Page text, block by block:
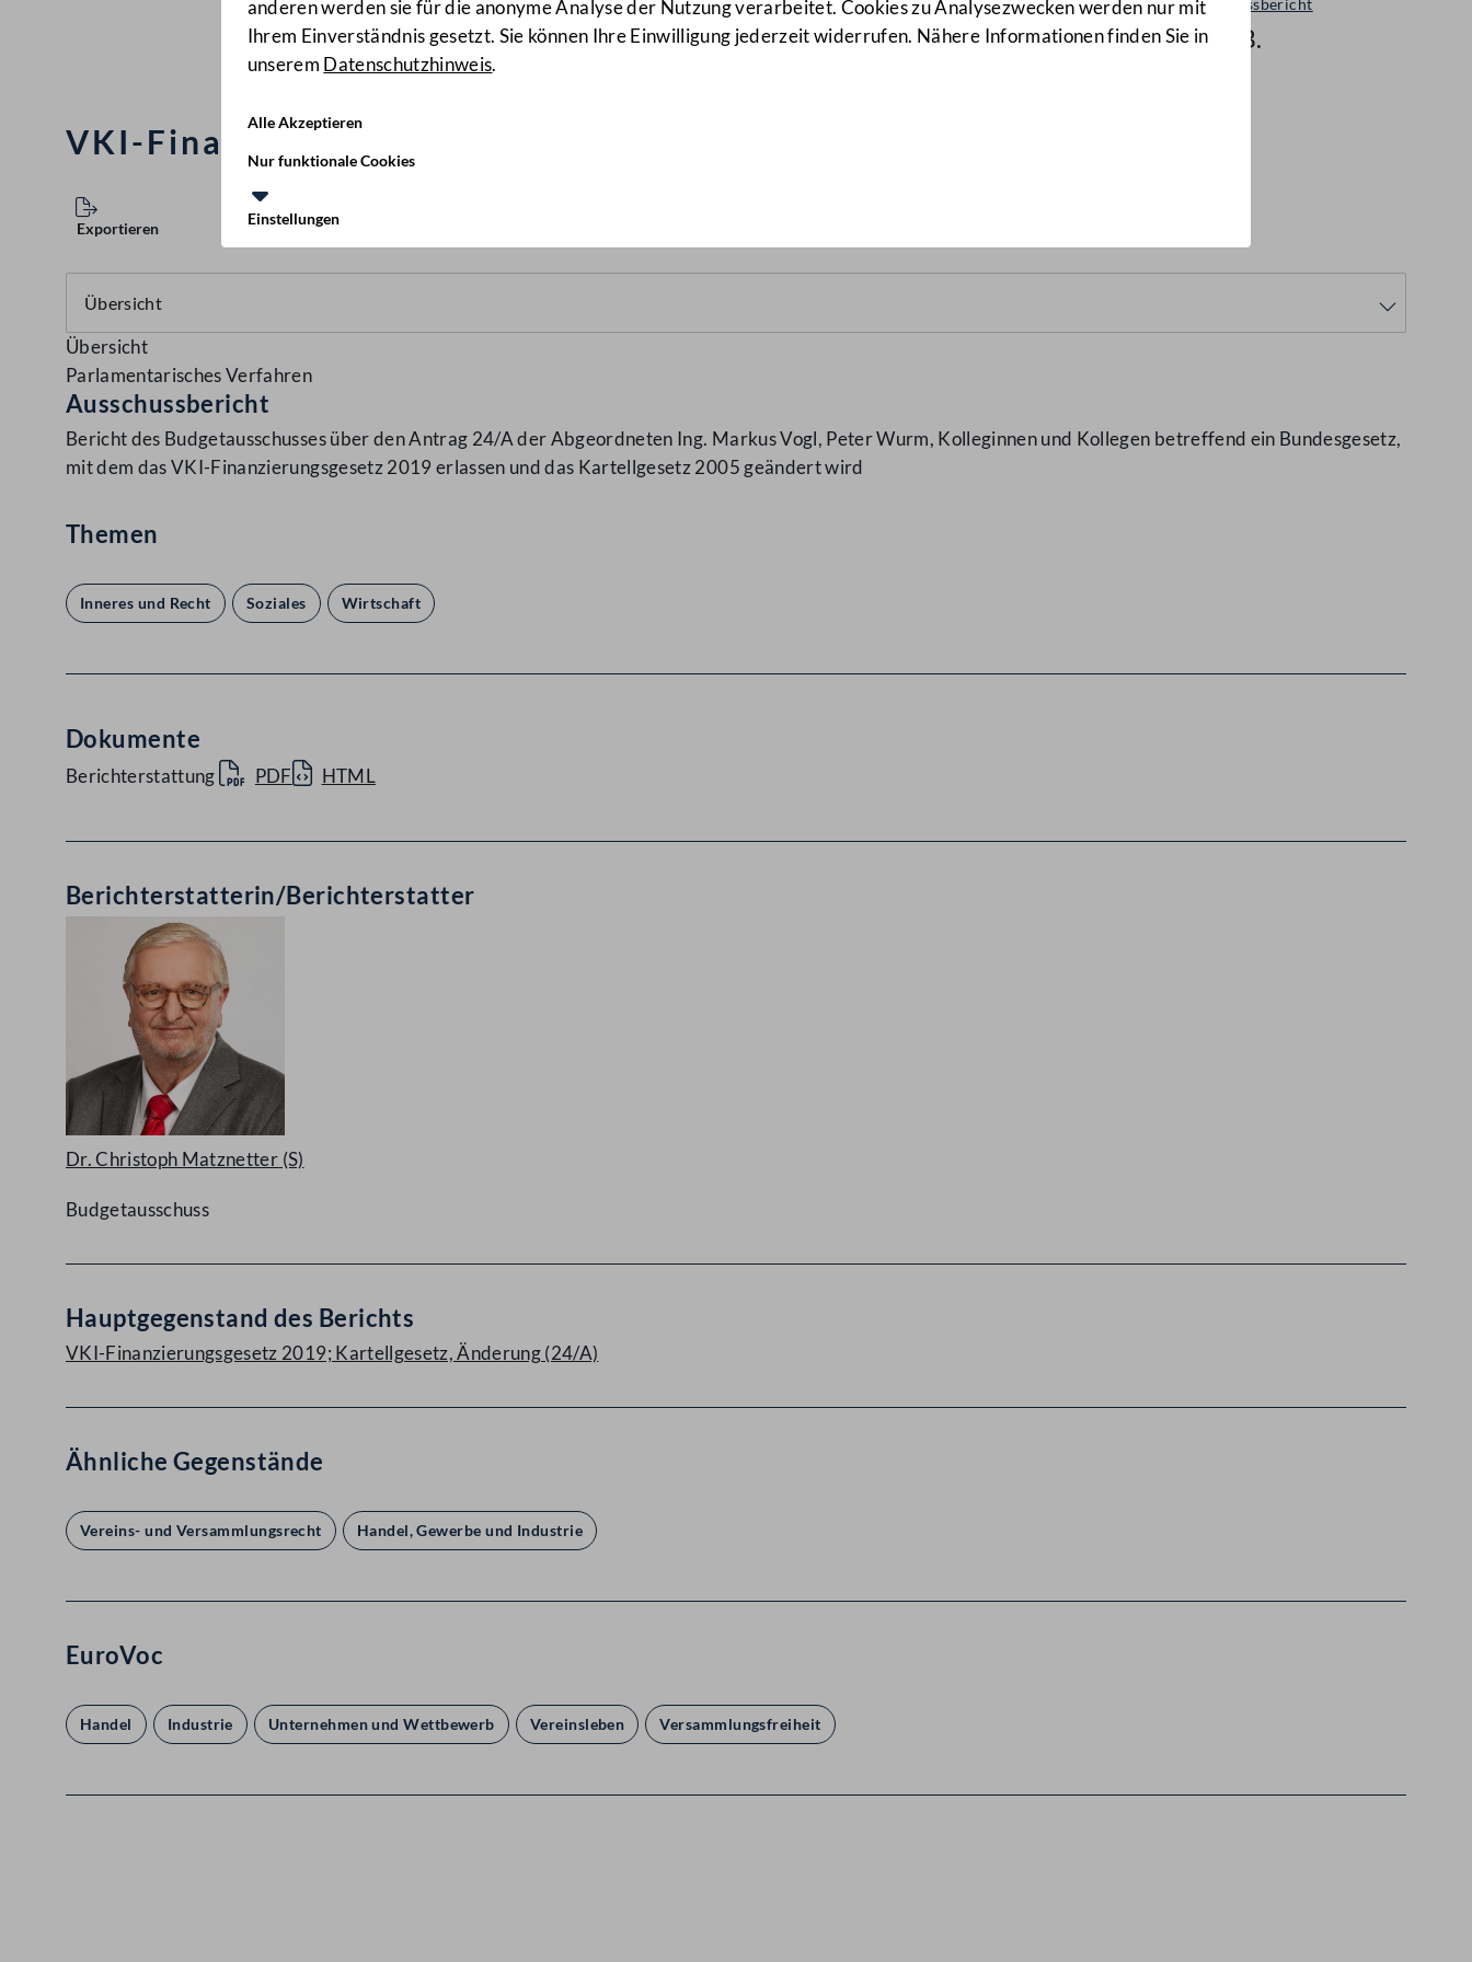
anderen werden sie für die anonyme Analyse der Nutzung verarbeitet. Cookies zu Analysezwecken werden nur mit
Ihrem Einverständnis gesetzt. Sie können Ihre Einwilligung jederzeit widerrufen. Nähere Informationen finden Sie in
unserem Datenschutzhinweis.
Alle Akzeptieren
Nur funktionale Cookies
Einstellungen
Ausschussbericht
10 d.B.
VKI-Finanzierungsgesetz 2019 und Kartellgesetz 2005
Exportieren
Übersicht
Parlamentarisches Verfahren
Ausschussbericht
Bericht des Budgetausschusses über den Antrag 24/A der Abgeordneten Ing. Markus Vogl, Peter Wurm, Kolleginnen und Kollegen betreffend ein Bundesgesetz,
mit dem das VKI-Finanzierungsgesetz 2019 erlassen und das Kartellgesetz 2005 geändert wird
Themen
Inneres und Recht Soziales Wirtschaft
Dokumente
Berichterstattung PDF HTML
Berichterstatterin/Berichterstatter
Dr. Christoph Matznetter (S)
Budgetausschuss
Hauptgegenstand des Berichts
VKI-Finanzierungsgesetz 2019; Kartellgesetz, Änderung (24/A)
Ähnliche Gegenstände
Vereins- und Versammlungsrecht Handel, Gewerbe und Industrie
EuroVoc
Handel Industrie Unternehmen und Wettbewerb Vereinsleben Versammlungsfreiheit